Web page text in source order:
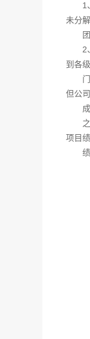
1
未分
2
到各
但公
项目